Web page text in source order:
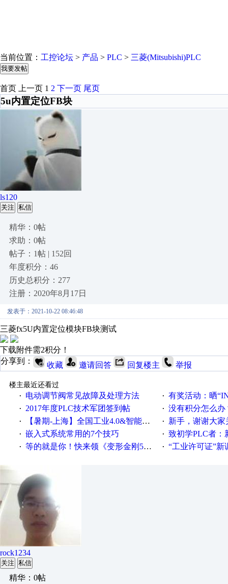
当前位置： 工控论坛 > 产品 > PLC > 三菱(Mitsubishi)PLC
我要发帖
首页 上一页 1 2 下一页 尾页
5u内置定位FB块
ls120
关注 私信
精华：0帖
求助：0帖
帖子：1帖 | 152回
年度积分：46
历史总积分：277
注册：2020年8月17日
发表于：2021-10-22 08:46:48
三菱fx5U内置定位模块FB块测试
下载附件需2积分！
分享到：
收藏 邀请回答 回复楼主 举报
楼主最近还看过
·
电动调节阀常见故障及处理方法 · 有奖活动：晒
· 2017年度PLC技术军团签到帖 · 没有积分怎么办
· 【暑期-上海】全国工业4.0&智能制造高级培训班通知！ · 新手，谢谢大
· 嵌入式系统常用的7个技巧 · 致初学PLC者：新人
· 等的就是你！快来领《变形金刚5》观影券 · “工业许可证”新调整：水文仪
rock1234
关注 私信
精华：0帖